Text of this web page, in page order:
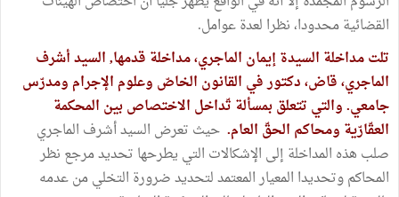
القضائية محدودا، نظرا لعدة عوامل.
تلت مداخلة السيدة إيمان الماجري، مداخلة قدمها, السيد أشرف
الماجري، قاض، دكتور في القانون الخاصّ وعلوم الإجرام ومدرّس
جامعي. والتي تتعلق بمسألة تّداخل الاختصاص بين المحكمة
العقّارّية ومحاكم الحقّ العام. حيث تعرض السيد أشرف الماجري
صلب هذه المداخلة إلى الإشكالات التي يطرحها تحديد مرجع نظر
المحاكم وتحديدا المعيار المعتمد لتحديد ضرورة التخلي من عدمه